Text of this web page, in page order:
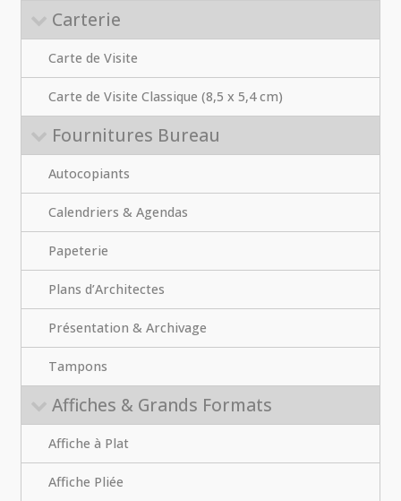
Carterie
Carte de Visite
Carte de Visite Classique (8,5 x 5,4 cm)
Fournitures Bureau
Autocopiants
Calendriers & Agendas
Papeterie
Plans d’Architectes
Présentation & Archivage
Tampons
Affiches & Grands Formats
Affiche à Plat
Affiche Pliée